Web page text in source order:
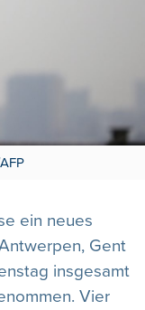
ein neues
Gent
insgesamt
Vier